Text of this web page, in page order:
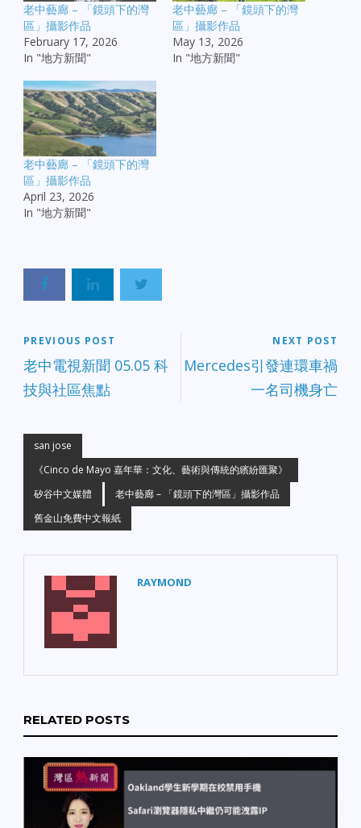
老中藝廊 – 「鏡頭下的灣
區」攝影作品
February 17, 2026
In "地方新聞"
老中藝廊 – 「鏡頭下的灣
區」攝影作品
May 13, 2026
In "地方新聞"
老中藝廊 – 「鏡頭下的灣
區」攝影作品
April 23, 2026
In "地方新聞"
PREVIOUS POST
老中電視新聞 05.05 科
技與社區焦點
NEXT POST
Mercedes引發連環車禍
一名司機身亡
san jose
《Cinco de Mayo 嘉年華：文化、藝術與傳統的繽紛匯聚》
矽谷中文媒體
老中藝廊 – 「鏡頭下的灣區」攝影作品
舊金山免費中文報紙
RAYMOND
RELATED POSTS